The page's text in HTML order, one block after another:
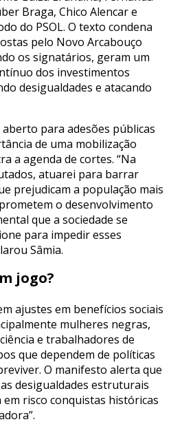
Braga, Chico Alencar e
do PSOL. O texto condena
pelo Novo Arcabouço
os signatários, geram um
dos investimentos
desigualdades e atacando
para adesões públicas
de uma mobilização
a agenda de cortes. “Na
atuarei para barrar
prejudicam a população mais
o desenvolvimento
que a sociedade se
para impedir esses
Sâmia.
jogo?
ajustes em benefícios sociais
mulheres negras,
e trabalhadores de
que dependem de políticas
O manifesto alerta que
desigualdades estruturais
em risco conquistas históricas